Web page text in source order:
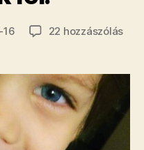
16 22 hozzászólás
is